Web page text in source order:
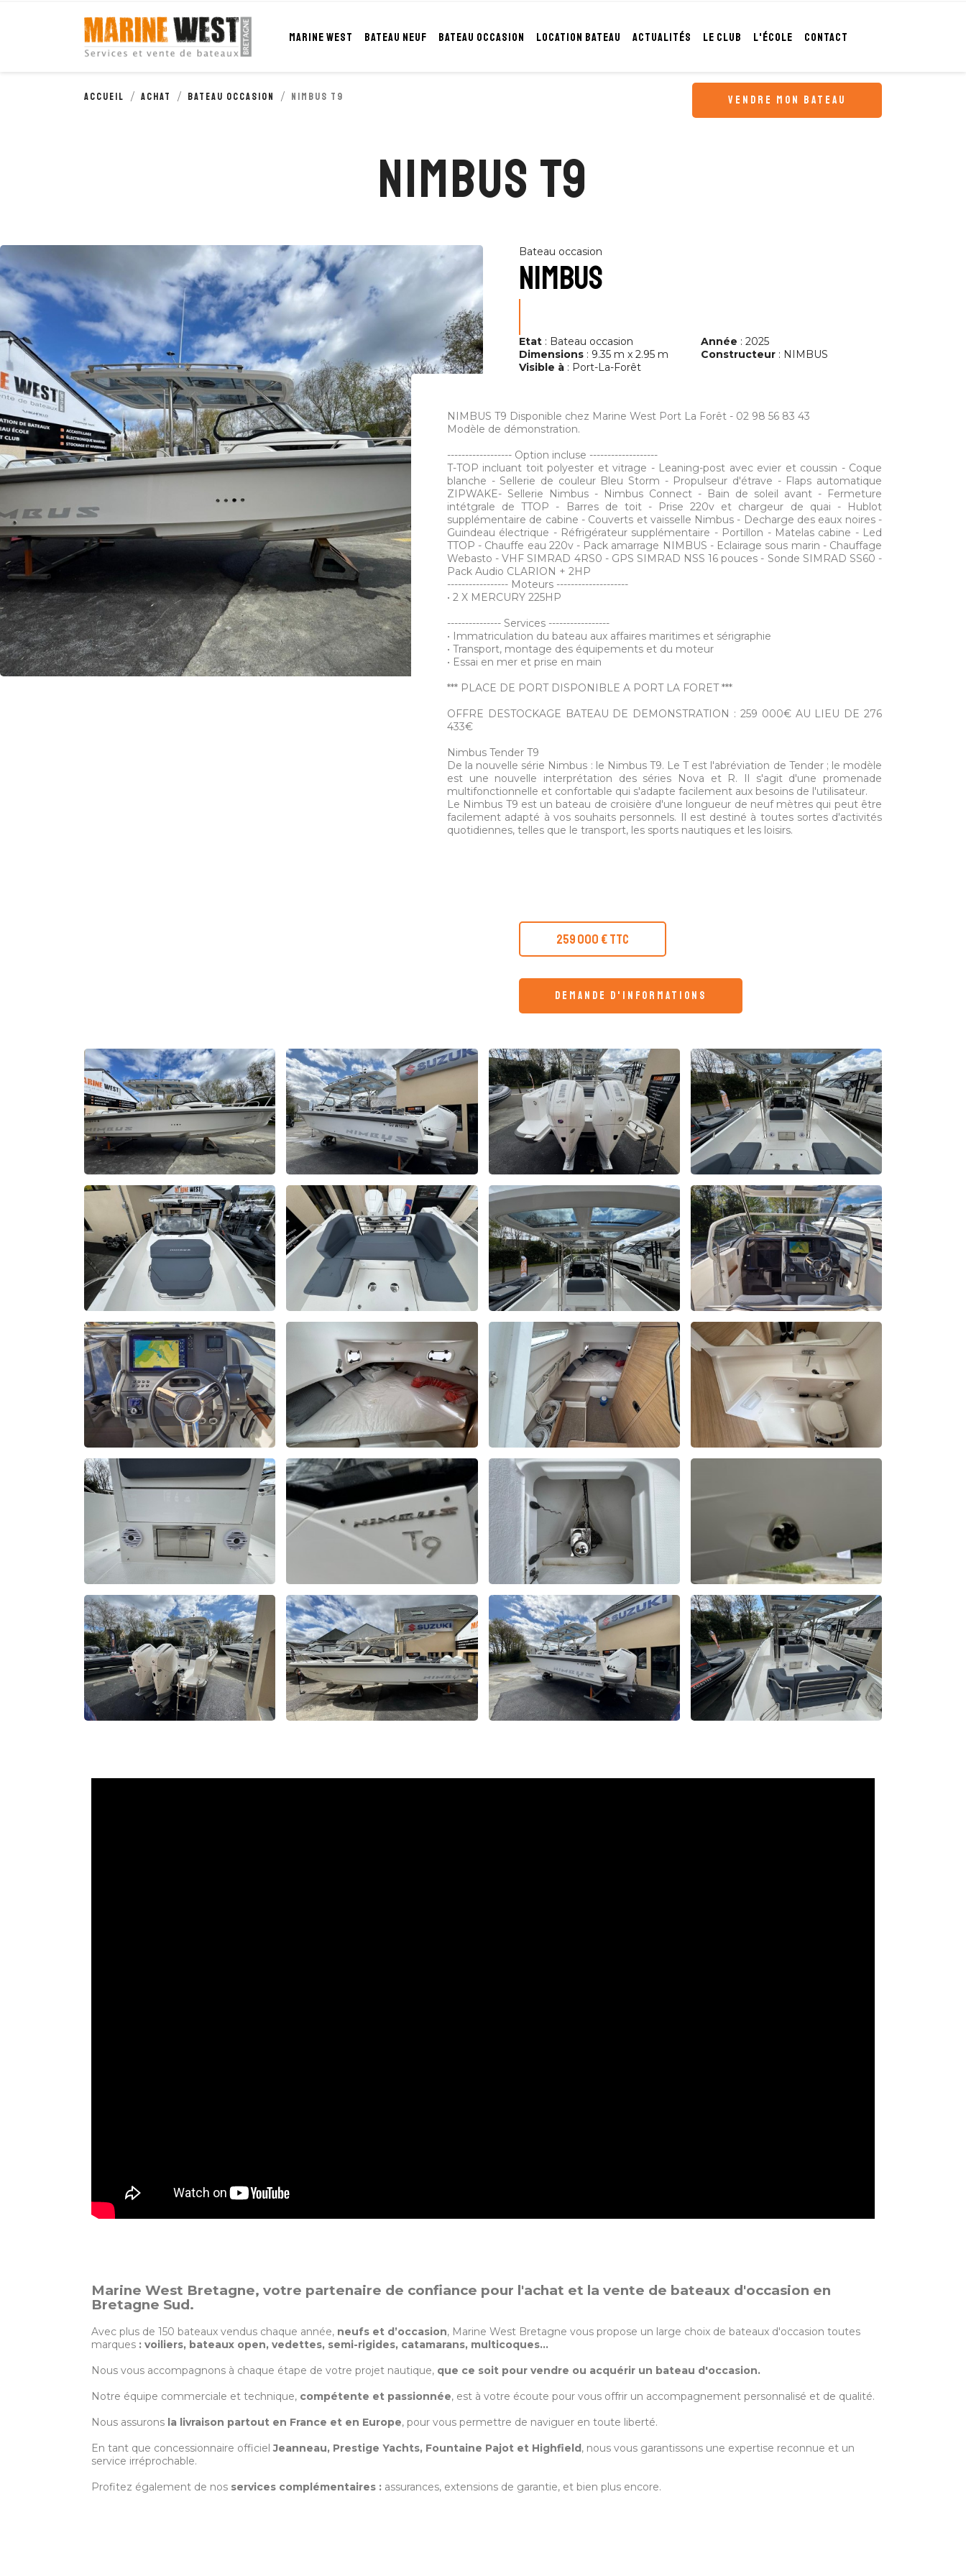
MARINE WEST BATEAU NEUF BATEAU OCCASION LOCATION BATEAU ACTUALITÉS LE CLUB L'ÉCOLE CONTACT
vendre mon bateau
Accueil Achat Bateau occasion NIMBUS T9
NIMBUS T9
Bateau occasion
NIMBUS
Etat : Bateau occasion Année : 2025
Dimensions : 9.35 m x 2.95 m Constructeur: NIMBUS
Visible à : Port-La-Forêt
NIMBUS T9 Disponible chez Marine West Port La Forêt - 02 98 56 83 43
Modèle de démonstration.
------------------ Option incluse -------------------
T-TOP incluant toit polyester et vitrage - Leaning-post avec evier et coussin - Coque
blanche - Sellerie de couleur Bleu Storm - Propulseur d'étrave - Flaps automatique
ZIPWAKE- Sellerie Nimbus - Nimbus Connect - Bain de soleil avant - Fermeture
intétgrale de TTOP - Barres de toit - Prise 220v et chargeur de quai - Hublot
supplémentaire de cabine - Couverts et vaisselle Nimbus - Decharge des eaux noires -
Guindeau électrique - Réfrigérateur supplémentaire - Portillon - Matelas cabine - Led
TTOP - Chauffe eau 220v - Pack amarrage NIMBUS - Eclairage sous marin - Chauffage
Webasto - VHF SIMRAD 4RS0 - GPS SIMRAD NSS 16 pouces - Sonde SIMRAD SS60 -
Pack Audio CLARION + 2HP
----------------- Moteurs --------------------
• 2 X MERCURY 225HP
--------------- Services -----------------
• Immatriculation du bateau aux affaires maritimes et sérigraphie
• Transport, montage des équipements et du moteur
• Essai en mer et prise en main
*** PLACE DE PORT DISPONIBLE A PORT LA FORET ***
OFFRE DESTOCKAGE BATEAU DE DEMONSTRATION : 259 000€ AU LIEU DE 276
433€
Nimbus Tender T9
De la nouvelle série Nimbus : le Nimbus T9. Le T est l'abréviation de Tender ; le modèle
est une nouvelle interprétation des séries Nova et R. Il s'agit d'une promenade
multifonctionnelle et confortable qui s'adapte facilement aux besoins de l'utilisateur.
Le Nimbus T9 est un bateau de croisière d'une longueur de neuf mètres qui peut être
facilement adapté à vos souhaits personnels. Il est destiné à toutes sortes d'activités
quotidiennes, telles que le transport, les sports nautiques et les loisirs.
259 000 € TTC
demande d'informations
Marine West Bretagne, votre partenaire de confiance pour l'achat et la vente de bateaux d'occasion en
Bretagne Sud.
Avec plus de 150 bateaux vendus chaque année, neufs et d’occasion, Marine West Bretagne vous propose un large choix de bateaux d'occasion toutes
marques : voiliers, bateaux open, vedettes, semi-rigides, catamarans, multicoques…
Nous vous accompagnons à chaque étape de votre projet nautique, que ce soit pour vendre ou acquérir un bateau d'occasion.
Notre équipe commerciale et technique, compétente et passionnée, est à votre écoute pour vous offrir un accompagnement personnalisé et de qualité.
Nous assurons la livraison partout en France et en Europe, pour vous permettre de naviguer en toute liberté.
En tant que concessionnaire officielJeanneau, Prestige Yachts, Fountaine Pajot et Highfield, nous vous garantissons une expertise reconnue et un
service irréprochable.
Profitez également de nos services complémentaires : assurances, extensions de garantie, et bien plus encore.